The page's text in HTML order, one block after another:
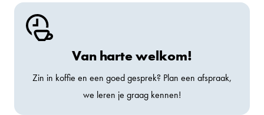
Van harte welkom!
Zin in koffie en een goed gesprek? Plan een afspraak,
we leren je graag kennen!